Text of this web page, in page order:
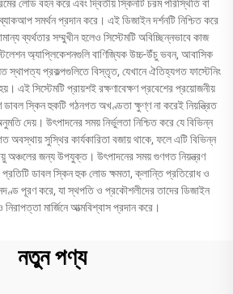
লোড বহন করে এবং দ্বিতীয় স্কিনটি চরম পরিস্থিতি বা
সমর্থন প্রদান করে। এই ডিজাইন দর্শনটি নিশ্চিত করে
ব্যর্থতার সম্মুখীন হলেও সিস্টেমটি অবিচ্ছিন্নভাবে কাজ
অ্যাপ্লিকেশনগুলি বাণিজ্যিক উচ্চ-উঁচু ভবন, আবাসিক
স্থাপত্য প্রকল্পগুলিতে বিস্তৃত, যেখানে ঐতিহ্যগত ফাস্টেনিং
এই সিস্টেমটি প্রায়শই রক্ষণাবেক্ষণ প্রবেশের প্রয়োজনীয়
স্কিন হুকটি গঠনগত অখণ্ডতা ক্ষুণ্ণ না করেই নিয়ন্ত্রিত
দেয়। উৎপাদনের সময় নির্ভুলতা নিশ্চিত করে যে বিভিন্ন
অবস্থায় সুস্থির কার্যকারিতা বজায় থাকে, ফলে এটি বিভিন্ন
জন্য উপযুক্ত। উৎপাদনের সময় গুণগত নিয়ন্ত্রণ
ডাবল স্কিন হুক লোড ক্ষমতা, ক্লান্তি প্রতিরোধ ও
পূরণ করে, যা স্থপতি ও প্রকৌশলীদের তাদের ডিজাইন
মার্জিনে আত্মবিশ্বাস প্রদান করে।
নতুন পণ্য